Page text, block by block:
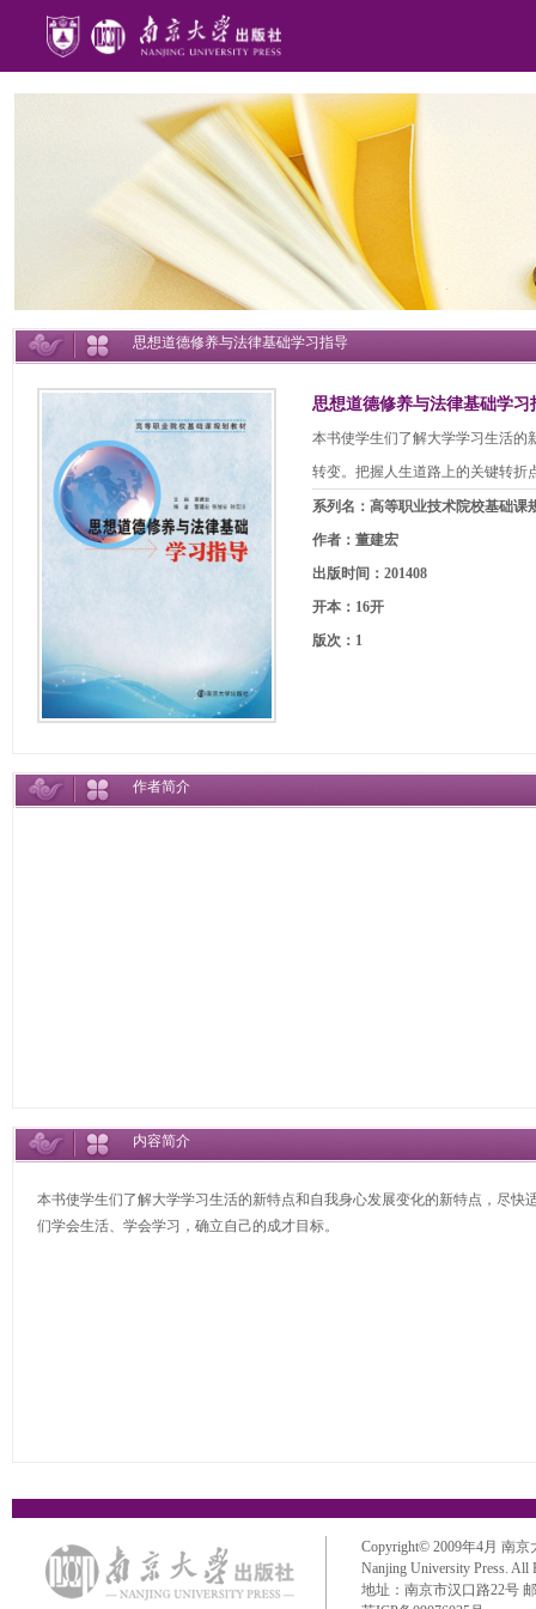
思想道德修养与法律基础学习指导
思想道德修养与法律基础学习
本书使学生们了解大学学习生活的
转变。把握人生道路上的关键转折
系列名：高等职业技术院校基础课
作者：董建宏
出版时间：201408
开本：16开
版次：1
作者简介
内容简介
本书使学生们了解大学学习生活的新特点和自我身心发展变化的新特点，尽
们学会生活、学会学习，确立自己的成才目标。
Copyright© 2009年4月 南京
Nanjing University Press. All
地址：南京市汉口路22号